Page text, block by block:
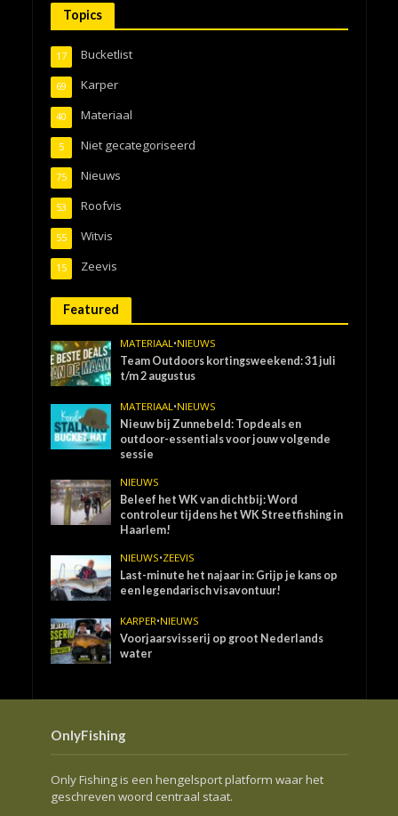
Topics
Bucketlist
17
Karper
69
Materiaal
40
Niet gecategoriseerd
5
Nieuws
75
Roofvis
53
Witvis
55
Zeevis
15
Featured
MATERIAAL •NIEUWS
Team Outdoors kortingsweekend: 31 juli
t/m 2 augustus
MATERIAAL •NIEUWS
Nieuw bij Zunnebeld: Topdeals en
outdoor-essentials voor jouw volgende
sessie
NIEUWS
Beleef het WK van dichtbij: Word
controleur tijdens het WK Streetfishing in
Haarlem!
NIEUWS•ZEEVIS
Last-minute het najaar in: Grijp je kans op
een legendarisch visavontuur!
KARPER•NIEUWS
Voorjaarsvisserij op groot Nederlands
water
OnlyFishing
Only Fishing is een hengelsport platform waar het
geschreven woord centraal staat.